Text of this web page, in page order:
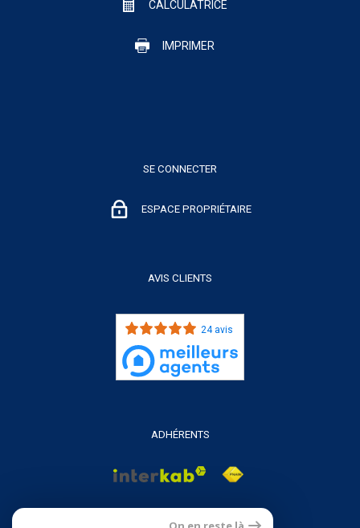
CALCULATRICE
IMPRIMER
SE CONNECTER
ESPACE PROPRIÉTAIRE
AVIS CLIENTS
24 avis
ADHÉRENTS